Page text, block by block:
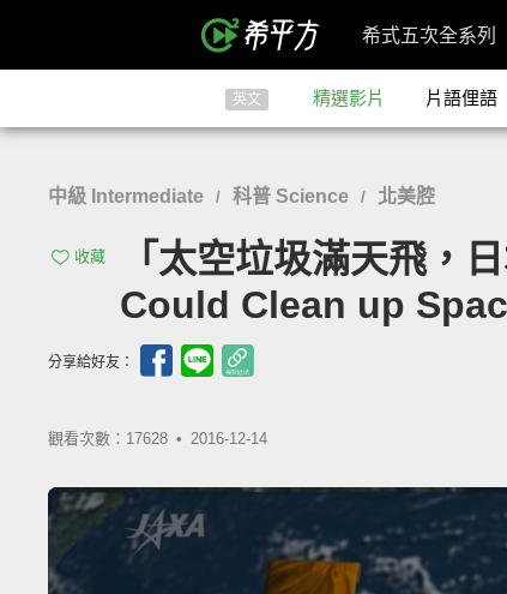
希式五次全系列
英文 精選影片 片語俚語
中級 Intermediate / 科普 Science / 北美腔
收藏
「太空垃圾滿天飛，
Could Clean up
分享給好友：
觀看次數：17628 • 2016-12-14